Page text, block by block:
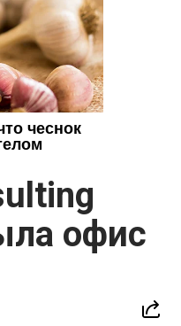
офис